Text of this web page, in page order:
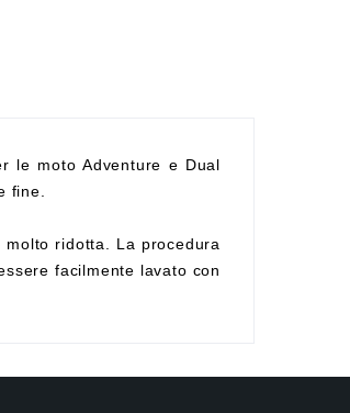
le moto Adventure e Dual
fine.
ridotta. La procedura
facilmente lavato con